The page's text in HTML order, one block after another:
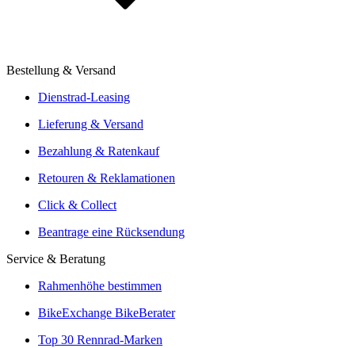
Aufbau vom Fachhändler
Angebote von über 300 Shops
Versand oder Click & Collect
Reservierung & Probefahrt vor Ort
Leasingmöglichkeiten
Bestellung & Versand
Dienstrad-Leasing
Lieferung & Versand
Bezahlung & Ratenkauf
Retouren & Reklamationen
Click & Collect
Beantrage eine Rücksendung
Service & Beratung
Rahmenhöhe bestimmen
BikeExchange BikeBerater
Top 30 Rennrad-Marken